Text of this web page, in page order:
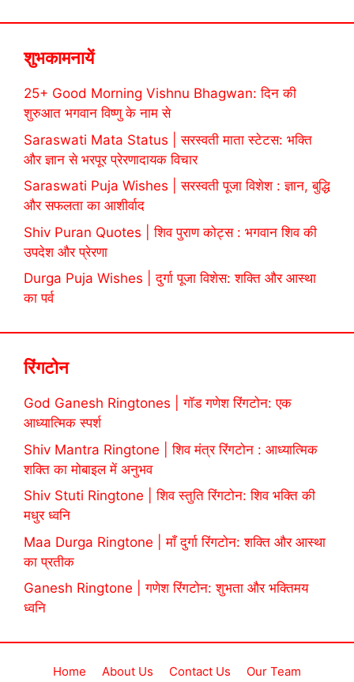
शुभकामनायें
25+ Good Morning Vishnu Bhagwan: दिन की
शुरुआत भगवान विष्णु के नाम से
Saraswati Mata Status | सरस्वती माता स्टेटस: भक्ति
और ज्ञान से भरपूर प्रेरणादायक विचार
Saraswati Puja Wishes | सरस्वती पूजा विशेश : ज्ञान, बुद्धि
और सफलता का आशीर्वाद
Shiv Puran Quotes | शिव पुराण कोट्स : भगवान शिव की
उपदेश और प्रेरणा
Durga Puja Wishes | दुर्गा पूजा विशेस: शक्ति और आस्था
का पर्व
रिंगटोन
God Ganesh Ringtones | गॉड गणेश रिंगटोन: एक
आध्यात्मिक स्पर्श
Shiv Mantra Ringtone | शिव मंत्र रिंगटोन : आध्यात्मिक
शक्ति का मोबाइल में अनुभव
Shiv Stuti Ringtone | शिव स्तुति रिंगटोन: शिव भक्ति की
मधुर ध्वनि
Maa Durga Ringtone | माँ दुर्गा रिंगटोन: शक्ति और आस्था
का प्रतीक
Ganesh Ringtone | गणेश रिंगटोन: शुभता और भक्तिमय
ध्वनि
Home About Us Contact Us Our Team